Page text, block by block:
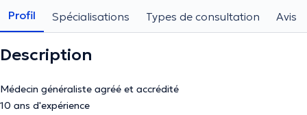
Profil Spécialisations Types de consultation Avis
Description
Médecin généraliste agréé et accrédité
10 ans d'expérience